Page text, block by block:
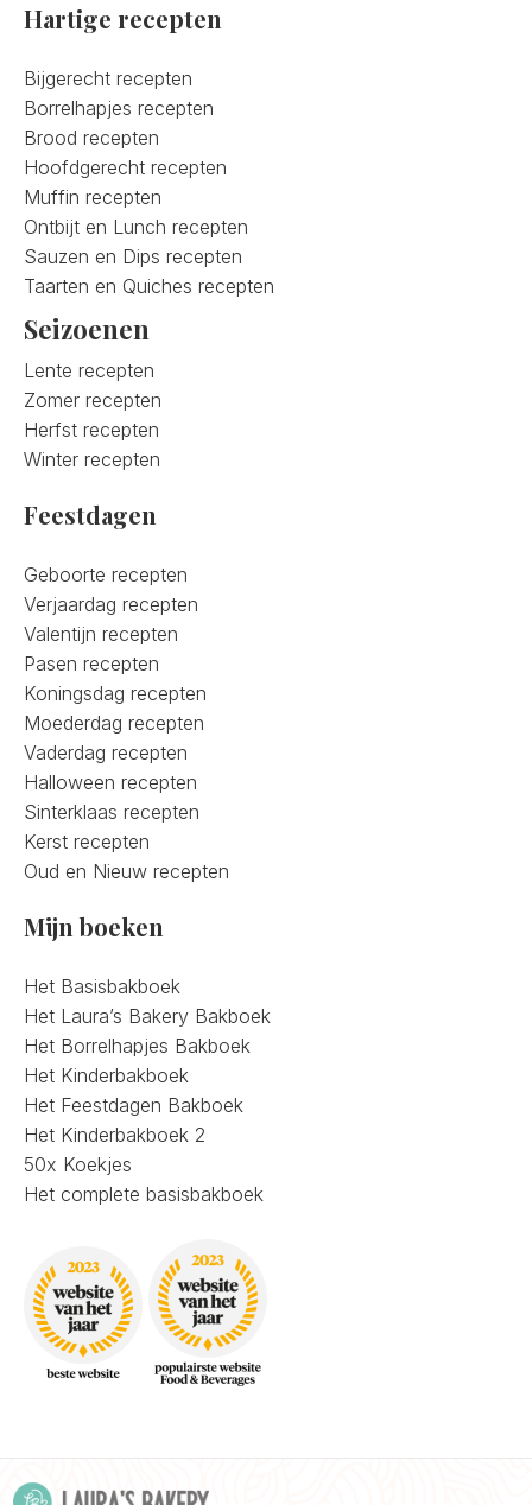
Hartige recepten
Bijgerecht recepten
Borrelhapjes recepten
Brood recepten
Hoofdgerecht recepten
Muffin recepten
Ontbijt en Lunch recepten
Sauzen en Dips recepten
Taarten en Quiches recepten
Seizoenen
Lente recepten
Zomer recepten
Herfst recepten
Winter recepten
Feestdagen
Geboorte recepten
Verjaardag recepten
Valentijn recepten
Pasen recepten
Koningsdag recepten
Moederdag recepten
Vaderdag recepten
Halloween recepten
Sinterklaas recepten
Kerst recepten
Oud en Nieuw recepten
Mijn boeken
Het Basisbakboek
Het Laura’s Bakery Bakboek
Het Borrelhapjes Bakboek
Het Kinderbakboek
Het Feestdagen Bakboek
Het Kinderbakboek 2
50x Koekjes
Het complete basisbakboek